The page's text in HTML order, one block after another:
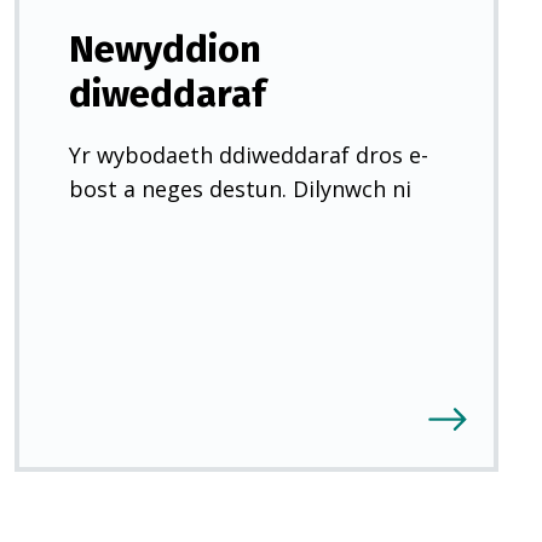
Newyddion
diweddaraf
Yr wybodaeth ddiweddaraf dros e-
bost a neges destun. Dilynwch ni